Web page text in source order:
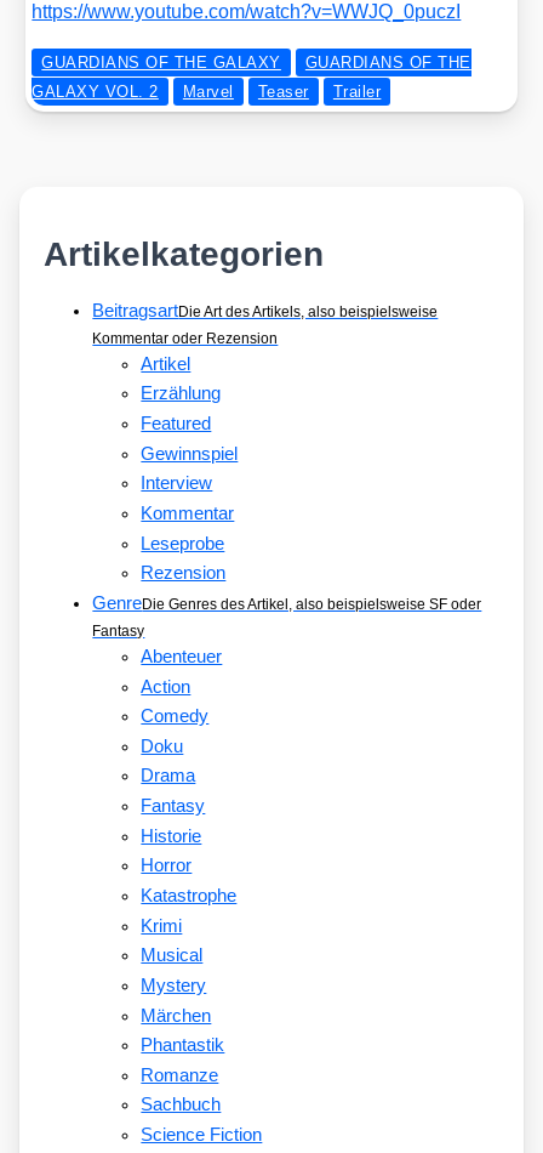
https://​www​.you​tube​.com/​w​a​t​c​h​?​v​=​W​W​J​Q​_​0​p​u​czI
GUARDIANS OF THE GALAXY
GUARDIANS OF THE
GALAXY VOL. 2
Marvel Teaser Trailer
Artikelkategorien
BeitragsartDie Art des Artikels, also beispielsweise
Kommentar oder Rezension
Artikel
Erzählung
Featured
Gewinnspiel
Interview
Kommentar
Leseprobe
Rezension
GenreDie Genres des Artikel, also beispielsweise SF oder
Fantasy
Abenteuer
Action
Comedy
Doku
Drama
Fantasy
Historie
Horror
Katastrophe
Krimi
Musical
Mystery
Märchen
Phantastik
Romanze
Sachbuch
Science Fiction